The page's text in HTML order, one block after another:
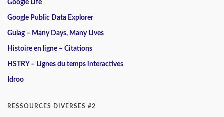
Google Life
Google Public Data Explorer
Gulag – Many Days, Many Lives
Histoire en ligne – Citations
HSTRY – Lignes du temps interactives
Idroo
RESSOURCES DIVERSES #2